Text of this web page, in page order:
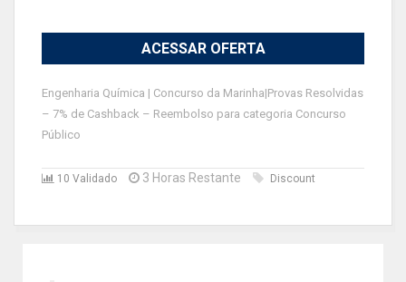
ACESSAR OFERTA
Engenharia Química | Concurso da Marinha|Provas Resolvidas
– 7% de Cashback – Reembolso para categoria Concurso
Público
10 Validado 3 Horas Restante Discount